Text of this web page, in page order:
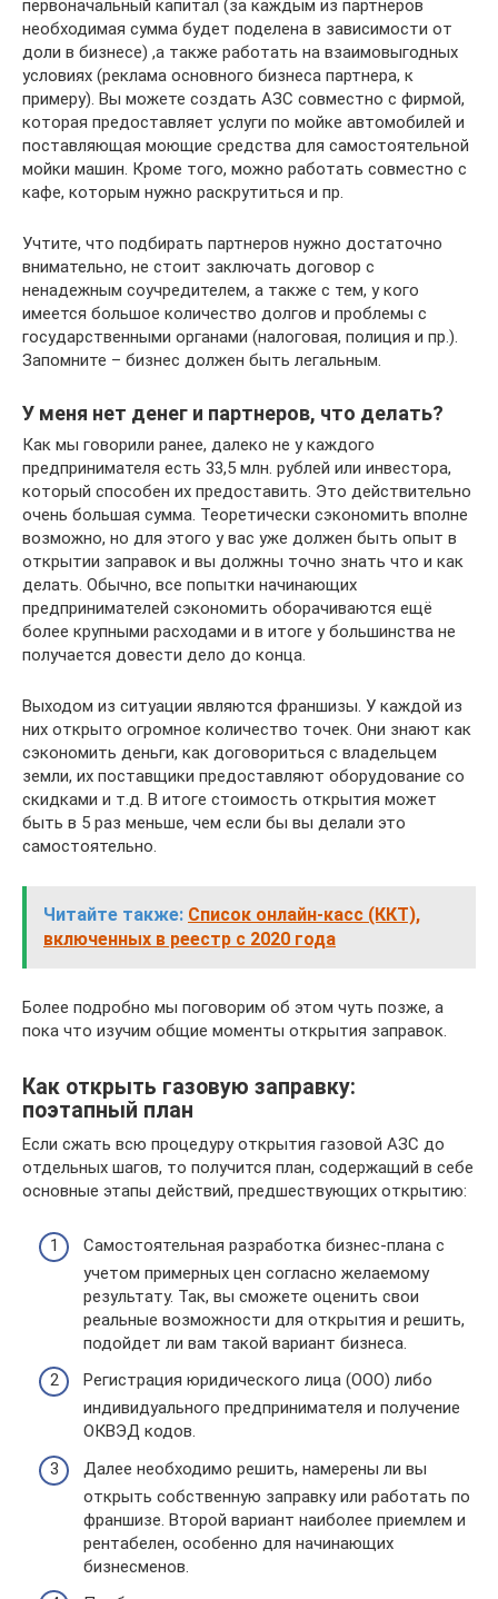
первоначальный капитал (за каждым из партнеров
необходимая сумма будет поделена в зависимости от
доли в бизнесе) ,а также работать на взаимовыгодных
условиях (реклама основного бизнеса партнера, к
примеру). Вы можете создать АЗС совместно с фирмой,
которая предоставляет услуги по мойке автомобилей и
поставляющая моющие средства для самостоятельной
мойки машин. Кроме того, можно работать совместно с
кафе, которым нужно раскрутиться и пр.
Учтите, что подбирать партнеров нужно достаточно
внимательно, не стоит заключать договор с
ненадежным соучредителем, а также с тем, у кого
имеется большое количество долгов и проблемы с
государственными органами (налоговая, полиция и пр.).
Запомните – бизнес должен быть легальным.
У меня нет денег и партнеров, что делать?
Как мы говорили ранее, далеко не у каждого
предпринимателя есть 33,5 млн. рублей или инвестора,
который способен их предоставить. Это действительно
очень большая сумма. Теоретически сэкономить вполне
возможно, но для этого у вас уже должен быть опыт в
открытии заправок и вы должны точно знать что и как
делать. Обычно, все попытки начинающих
предпринимателей сэкономить оборачиваются ещё
более крупными расходами и в итоге у большинства не
получается довести дело до конца.
Выходом из ситуации являются франшизы. У каждой из
них открыто огромное количество точек. Они знают как
сэкономить деньги, как договориться с владельцем
земли, их поставщики предоставляют оборудование со
скидками и т.д. В итоге стоимость открытия может
быть в 5 раз меньше, чем если бы вы делали это
самостоятельно.
Читайте также: Список онлайн-касс (ККТ),
включенных в реестр с 2020 года
Более подробно мы поговорим об этом чуть позже, а
пока что изучим общие моменты открытия заправок.
Как открыть газовую заправку:
поэтапный план
Если сжать всю процедуру открытия газовой АЗС до
отдельных шагов, то получится план, содержащий в себе
основные этапы действий, предшествующих открытию:
Самостоятельная разработка бизнес-плана с
учетом примерных цен согласно желаемому
результату. Так, вы сможете оценить свои
реальные возможности для открытия и решить,
подойдет ли вам такой вариант бизнеса.
Регистрация юридического лица (ООО) либо
индивидуального предпринимателя и получение
ОКВЭД кодов.
Далее необходимо решить, намерены ли вы
открыть собственную заправку или работать по
франшизе. Второй вариант наиболее приемлем и
рентабелен, особенно для начинающих
бизнесменов.